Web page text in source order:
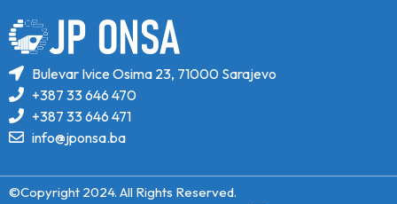
Bulevar Ivice Osima 23, 71000 Sarajevo
+387 33 646 470
+387 33 646 471
info@jponsa.ba
©Copyright 2024. All Rights Reserved.